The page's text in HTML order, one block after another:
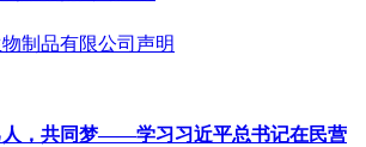
人，共同梦——学习习近平总书记在民营